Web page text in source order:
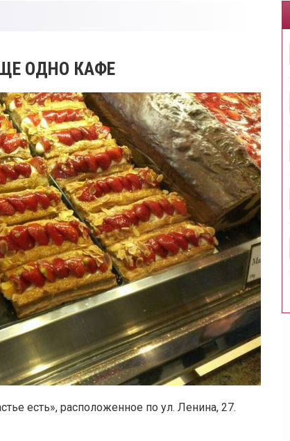
ОДНО КАФЕ
есть», расположенное по ул. Ленина, 27.